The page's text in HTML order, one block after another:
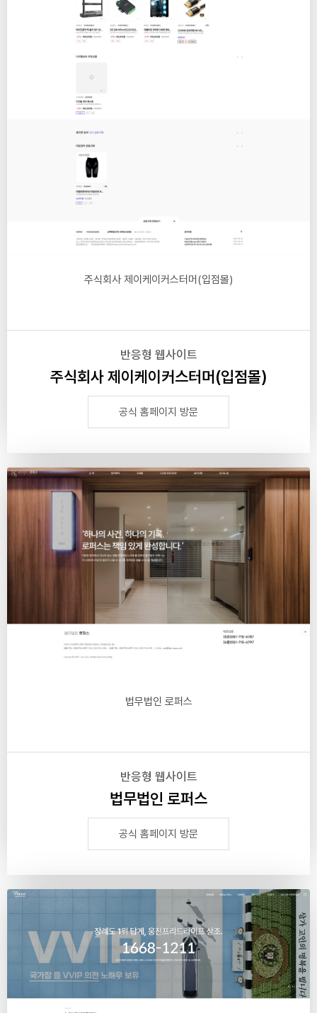
주식회사 제이케이커스터머(입점몰)
반응형 웹사이트
주식회사 제이케이커스터머(입점몰)
공식 홈페이지 방문
법무법인 로퍼스
반응형 웹사이트
법무법인 로퍼스
공식 홈페이지 방문